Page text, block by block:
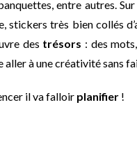
entre autres.
stickers très bien collés
des trésors : des
à une créativité sans
il va falloir planifier !